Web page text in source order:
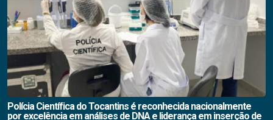
Polícia Científica do Tocantins é reconhecida nacionalmente
por excelência em análises de DNA e liderança em inserção de